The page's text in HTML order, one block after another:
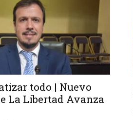
todo | Nuevo
La Libertad Avanza